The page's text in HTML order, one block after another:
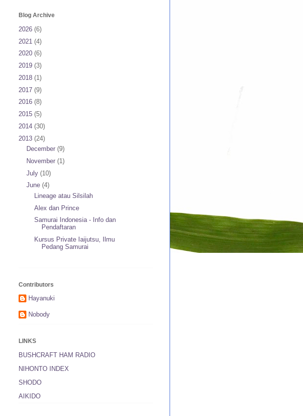
Blog Archive
2026 (6)
2021 (4)
2020 (6)
2019 (3)
2018 (1)
2017 (9)
2016 (8)
2015 (5)
2014 (30)
2013 (24)
December (9)
November (1)
July (10)
June (4)
Lineage atau Silsilah
Alex dan Prince
Samurai Indonesia - Info dan
Pendaftaran
Kursus Private Iaijutsu, Ilmu
Pedang Samurai
Contributors
Hayanuki
Nobody
LINKS
BUSHCRAFT HAM RADIO
NIHONTO INDEX
SHODO
AIKIDO